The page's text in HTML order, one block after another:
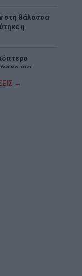
στη θάλασσα
η
για…
→